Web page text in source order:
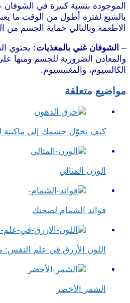
الموجودة بنسبة كبيرة في
بالشبع لفترة أطول من الوقت ما
الاطعمة وبالتالي حماية الجسم من
– الشوفان غني بالمغذيات: يحتوي
والمعادن الضرورية للجسم ومنها
الكالسيوم، والمغنيسيوم.
مواضيع متعلقة
كيف تحوّل جسمك إلى ماكينة
الوزن المثالي
فوائد الشمام لصحتك
اللون الأزرق في علم النفس​:
الشمر الأخضر